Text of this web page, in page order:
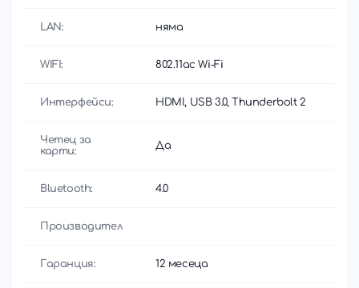
LAN: няма
WIFI: 802.11ac Wi-Fi
Интерфейси: HDMI, USB 3.0, Thunderbolt 2
Четец за
карти:
Да
Bluetooth: 4.0
Производител
Гаранция: 12 месеца